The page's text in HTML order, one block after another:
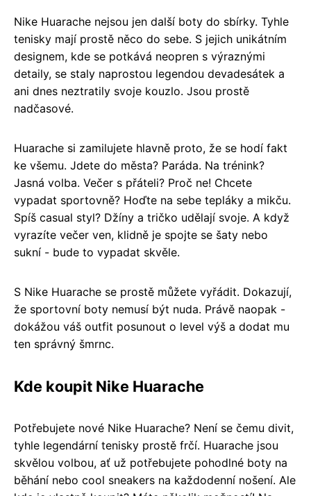
Nike Huarache nejsou jen další boty do sbírky. Tyhle
tenisky mají prostě něco do sebe. S jejich unikátním
designem, kde se potkává neopren s výraznými
detaily, se staly naprostou legendou devadesátek a
ani dnes neztratily svoje kouzlo. Jsou prostě
nadčasové.
Huarache si zamilujete hlavně proto, že se hodí fakt
ke všemu. Jdete do města? Paráda. Na trénink?
Jasná volba. Večer s přáteli? Proč ne! Chcete
vypadat sportovně? Hoďte na sebe tepláky a mikču.
Spíš casual styl? Džíny a tričko udělají svoje. A když
vyrazíte večer ven, klidně je spojte se šaty nebo
sukní - bude to vypadat skvěle.
S Nike Huarache se prostě můžete vyřádit. Dokazují,
že sportovní boty nemusí být nuda. Právě naopak -
dokážou váš outfit posunout o level výš a dodat mu
ten správný šmrnc.
Kde koupit Nike Huarache
Potřebujete nové Nike Huarache? Není se čemu divit,
tyhle legendární tenisky prostě frčí. Huarache jsou
skvělou volbou, ať už potřebujete pohodlné boty na
běhání nebo cool sneakers na každodenní nošení. Ale